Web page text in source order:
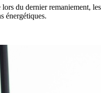
du dernier remaniement,
énergétiques.